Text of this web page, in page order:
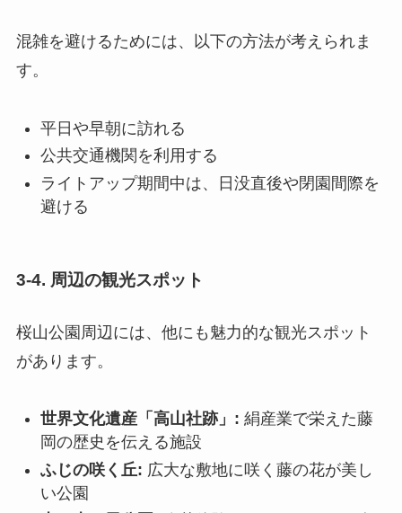
混雑を避けるためには、以下の方法が考えられま
す。
平日や早朝に訪れる
公共交通機関を利用する
ライトアップ期間中は、日没直後や閉園間際を
避ける
3-4. 周辺の観光スポット
桜山公園周辺には、他にも魅力的な観光スポット
があります。
世界文化遺産「高山社跡」: 絹産業で栄えた藤
岡の歴史を伝える施設
ふじの咲く丘: 広大な敷地に咲く藤の花が美し
い公園